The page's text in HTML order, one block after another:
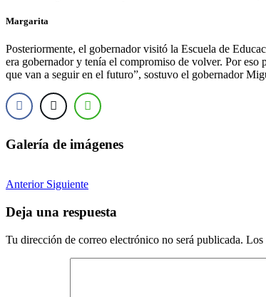
Margarita
Posteriormente, el gobernador visitó la Escuela de
era gobernador y tenía el compromiso de volver. Por eso
que van a seguir en el futuro”, sostuvo el gobernador
Galería de imágenes
Anterior Siguiente
Deja una respuesta
Tu dirección de correo electrónico no será publicada. Los